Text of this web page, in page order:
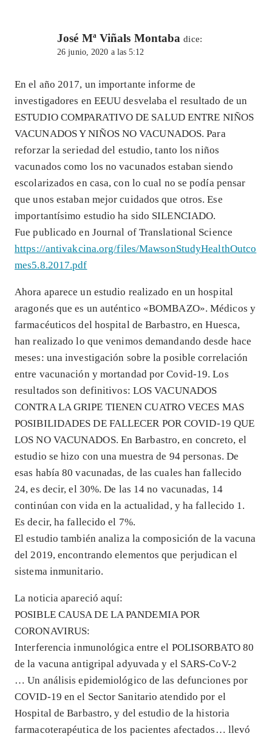
José Mª Viñals Montaba dice:
26 junio, 2020 a las 5:12
En el año 2017, un importante informe de
investigadores en EEUU desvelaba el resultado de un
ESTUDIO COMPARATIVO DE SALUD ENTRE NIÑOS
VACUNADOS Y NIÑOS NO VACUNADOS. Para
reforzar la seriedad del estudio, tanto los niños
vacunados como los no vacunados estaban siendo
escolarizados en casa, con lo cual no se podía pensar
que unos estaban mejor cuidados que otros. Ese
importantísimo estudio ha sido SILENCIADO.
Fue publicado en Journal of Translational Science
https://antivakcina.org/files/MawsonStudyHealthOutco
mes5.8.2017.pdf
Ahora aparece un estudio realizado en un hospital
aragonés que es un auténtico «BOMBAZO». Médicos y
farmacéuticos del hospital de Barbastro, en Huesca,
han realizado lo que venimos demandando desde hace
meses: una investigación sobre la posible correlación
entre vacunación y mortandad por Covid-19. Los
resultados son definitivos: LOS VACUNADOS
CONTRA LA GRIPE TIENEN CUATRO VECES MAS
POSIBILIDADES DE FALLECER POR COVID-19 QUE
LOS NO VACUNADOS. En Barbastro, en concreto, el
estudio se hizo con una muestra de 94 personas. De
esas había 80 vacunadas, de las cuales han fallecido
24, es decir, el 30%. De las 14 no vacunadas, 14
continúan con vida en la actualidad, y ha fallecido 1.
Es decir, ha fallecido el 7%.
El estudio también analiza la composición de la vacuna
del 2019, encontrando elementos que perjudican el
sistema inmunitario.
La noticia apareció aquí:
POSIBLE CAUSA DE LA PANDEMIA POR
CORONAVIRUS:
Interferencia inmunológica entre el POLISORBATO 80
de la vacuna antigripal adyuvada y el SARS-CoV-2
… Un análisis epidemiológico de las defunciones por
COVID-19 en el Sector Sanitario atendido por el
Hospital de Barbastro, y del estudio de la historia
farmacoterapéutica de los pacientes afectados… llevó